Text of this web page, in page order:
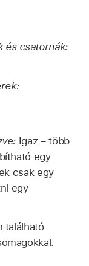
és csatornák:
Igaz – több
egy
csak egy
egy
található